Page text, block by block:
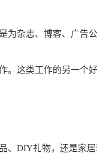
为杂志、博客、广告公
。这类工作的另一个
、DIY礼物，还是家